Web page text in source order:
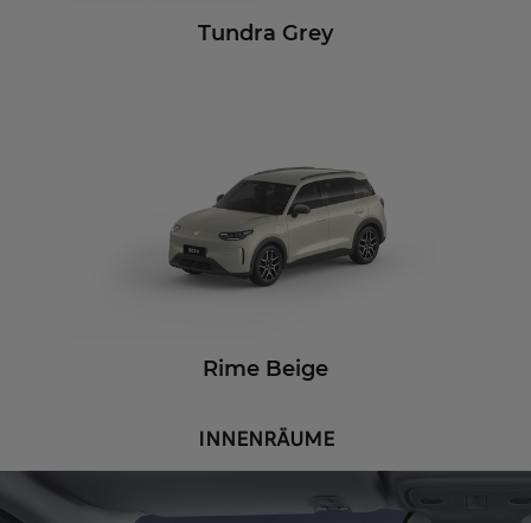
Tundra Grey
Rime Beige
INNENRÄUME